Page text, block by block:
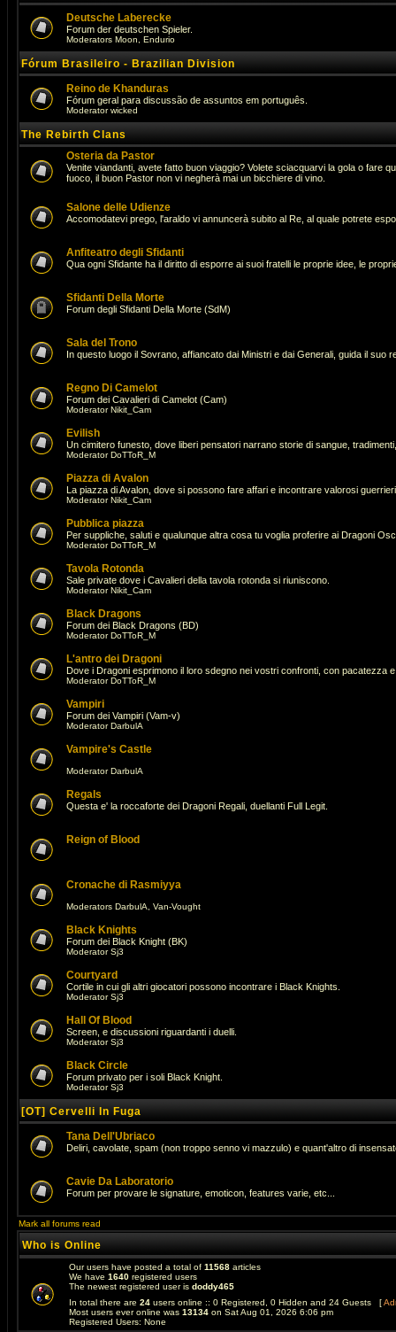
Deutsche Laberecke
Forum der deutschen Spieler.
Moderators Moon Endurio
Fórum Brasileiro - Brazilian Division
Reino de Khanduras
Fórum geral para discussão de assuntos em português.
Moderatorwicked
The Rebirth Clans
Osteria da Pastor
Venite viandanti, avete fatto buon viaggio? Volete sciacquarvi la gola o fare
fuoco, il buon Pastor non vi negherà mai un bicchiere di vino.
Salone delle Udienze
Accomodatevi prego, l'araldo vi annuncerà subito al Re, al quale potrete
Anfiteatro degli Sfidanti
Qua ogni Sfidante ha il diritto di esporre ai suoi fratelli le proprie idee, le
Sfidanti Della Morte
Forum degli Sfidanti Della Morte (SdM)
Sala del Trono
In questo luogo il Sovrano, affiancato dai Ministri e dai Generali, guida il suo
Regno Di Camelot
Forum dei Cavalieri di Camelot (Cam)
ModeratorNikit_Cam
Evilish
Un cimitero funesto, dove liberi pensatori narrano storie di sangue,
ModeratorDoTToR_M
Piazza di Avalon
La piazza di Avalon, dove si possono fare affari e incontrare valorosi
ModeratorNikit_Cam
Pubblica piazza
Per suppliche, saluti e qualunque altra cosa tu voglia proferire ai Dragoni
ModeratorDoTToR_M
Tavola Rotonda
Sale private dove i Cavalieri della tavola rotonda si riuniscono.
ModeratorNikit_Cam
Black Dragons
Forum dei Black Dragons (BD)
ModeratorDoTToR_M
L'antro dei Dragoni
Dove i Dragoni esprimono il loro sdegno nei vostri confronti, con pacatezza
ModeratorDoTToR_M
Vampiri
Forum dei Vampiri (Vam-v)
ModeratorDarbulA
Vampire's Castle
ModeratorDarbulA
Regals
Questa e' la roccaforte dei Dragoni Regali, duellanti Full Legit.
Reign of Blood
Cronache di Rasmiyya
Moderators DarbulA Van-Vought
Black Knights
Forum dei Black Knight (BK)
ModeratorSj3
Courtyard
Cortile in cui gli altri giocatori possono incontrare i Black Knights.
ModeratorSj3
Hall Of Blood
Screen, e discussioni riguardanti i duelli.
ModeratorSj3
Black Circle
Forum privato per i soli Black Knight.
ModeratorSj3
[OT] Cervelli In Fuga
Tana Dell'Ubriaco
Deliri, cavolate, spam (non troppo senno vi mazzulo) e quant'altro di
Cavie Da Laboratorio
Forum per provare le signature, emoticon, features varie, etc...
Mark all forums read
Who is Online
Our users have posted a total of 11568 articles
We have 1640 registered users
The newest registered user is doddy465
In total there are 24 users online :: 0 Registered, 0 Hidden and 24 Guests [
Most users ever online was 13134 on Sat Aug 01, 2026 6:06 pm
Registered Users: None